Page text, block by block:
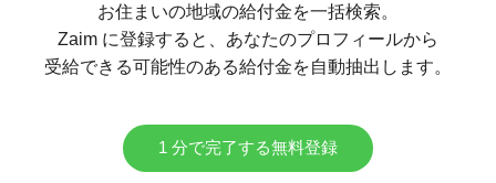
お住まいの地域の給付金を一括検索。
Zaim に登録すると、あなたのプロフィールから
受給できる可能性のある給付金を自動抽出します。
1 分で完了する無料登録